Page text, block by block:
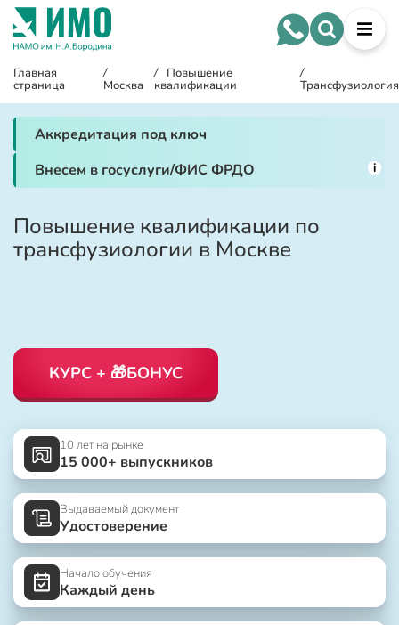
Главная
страница
/
Москва
/ Повышение
квалификации
/
Трансфузиология
Аккредитация под ключ
Внесем в госуслуги/ФИС ФРДО
i
Повышение квалификации по
трансфузиологии в Москве
КУРС + 🎁БОНУС
10 лет на рынке
15 000+ выпускников
Выдаваемый документ
Удостоверение
Начало обучения
Каждый день